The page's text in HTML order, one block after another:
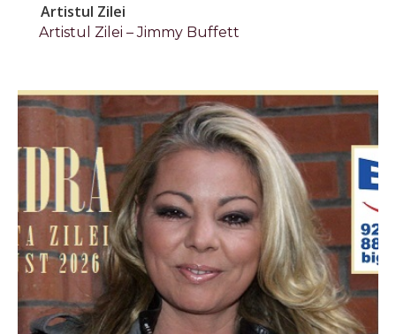
Artistul Zilei
Artistul Zilei – Jimmy Buffett